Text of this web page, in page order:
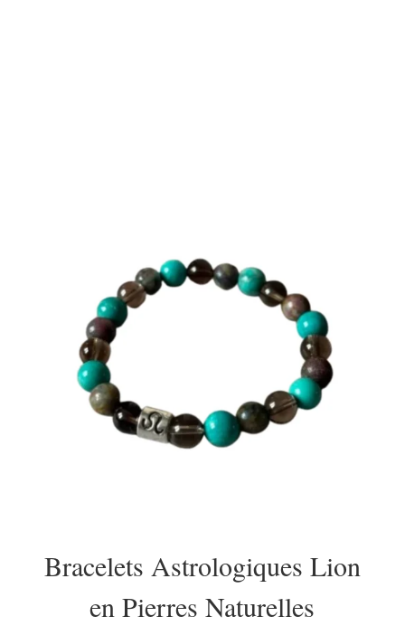
Bracelets Astrologiques Lion
en Pierres Naturelles